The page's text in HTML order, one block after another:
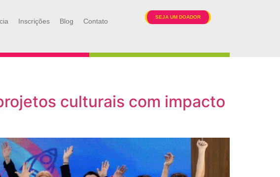
Inscrições Blog Contato
SEJA UM DOADOR
culturais com impacto